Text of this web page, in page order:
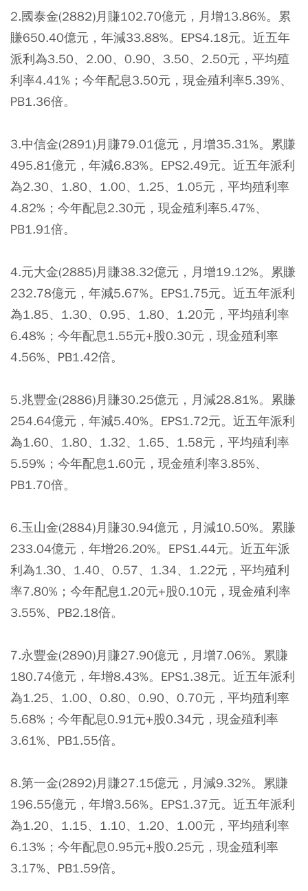
2.國泰金(2882)月賺102.70億元，月增13.86%。累
賺650.40億元，年減33.88%。EPS4.18元。近五年
派利為3.50、2.00、0.90、3.50、2.50元，平均殖
利率4.41%；今年配息3.50元，現金殖利率5.39%、
PB1.36倍。
3.中信金(2891)月賺79.01億元，月增35.31%。累賺
495.81億元，年減6.83%。EPS2.49元。近五年派利
為2.30、1.80、1.00、1.25、1.05元，平均殖利率
4.82%；今年配息2.30元，現金殖利率5.47%、
PB1.91倍。
4.元大金(2885)月賺38.32億元，月增19.12%。累賺
232.78億元，年減5.67%。EPS1.75元。近五年派利
為1.85、1.30、0.95、1.80、1.20元，平均殖利率
6.48%；今年配息1.55元+股0.30元，現金殖利率
4.56%、PB1.42倍。
5.兆豐金(2886)月賺30.25億元，月減28.81%。累賺
254.64億元，年減5.40%。EPS1.72元。近五年派利
為1.60、1.80、1.32、1.65、1.58元，平均殖利率
5.59%；今年配息1.60元，現金殖利率3.85%、
PB1.70倍。
6.玉山金(2884)月賺30.94億元，月減10.50%。累賺
233.04億元，年增26.20%。EPS1.44元。近五年派
利為1.30、1.40、0.57、1.34、1.22元，平均殖利
率7.80%；今年配息1.20元+股0.10元，現金殖利率
3.55%、PB2.18倍。
7.永豐金(2890)月賺27.90億元，月增7.06%。累賺
180.74億元，年增8.43%。EPS1.38元。近五年派利
為1.25、1.00、0.80、0.90、0.70元，平均殖利率
5.68%；今年配息0.91元+股0.34元，現金殖利率
3.61%、PB1.55倍。
8.第一金(2892)月賺27.15億元，月減9.32%。累賺
196.55億元，年增3.56%。EPS1.37元。近五年派利
為1.20、1.15、1.10、1.20、1.00元，平均殖利率
6.13%；今年配息0.95元+股0.25元，現金殖利率
3.17%、PB1.59倍。